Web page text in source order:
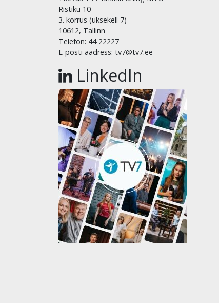
Ristiku 10
3. korrus (uksekell 7)
10612, Tallinn
Telefon: 44 22227
E-posti aadress: tv7@tv7.ee
LinkedIn